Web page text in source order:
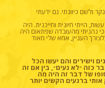
ולשם כיוונתי. גם ידעתי
הייתי חיונית וחייכנית. היה
נהניתי מהעובדה שפתאום היה
העניין, אמא שלי מאוד
וישירים והם יעשו הכל
כזה ״לא נעים״, בין אם זה
של דבר זה היה מה
ברגעים הקשים יותר